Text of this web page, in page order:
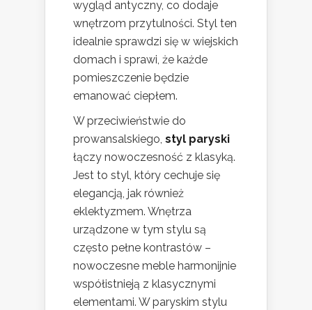
wygląd antyczny, co dodaje
wnętrzom przytulności. Styl ten
idealnie sprawdzi się w wiejskich
domach i sprawi, że każde
pomieszczenie będzie
emanować ciepłem.
W przeciwieństwie do
prowansalskiego, styl paryski
łączy nowoczesność z klasyką.
Jest to styl, który cechuje się
elegancją, jak również
eklektyzmem. Wnętrza
urządzone w tym stylu są
często pełne kontrastów –
nowoczesne meble harmonijnie
współistnieją z klasycznymi
elementami. W paryskim stylu